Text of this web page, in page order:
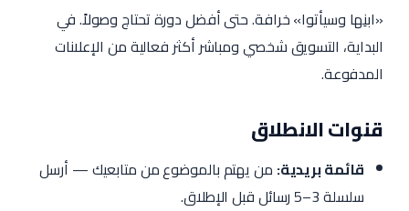
«ابنِها وسيأتوا» خرافة. حتى أفضل دورة تحتاج وصولاً. في
البداية، التسويق شخصي ومباشر أكثر فعالية من الإعلانات
المدفوعة.
قنوات الانطلاق
قائمة بريدية: من يهتم بالموضوع من متابعيك — أرسل
سلسلة 3–5 رسائل قبل الإطلاق.